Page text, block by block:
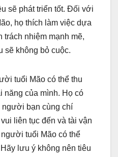
sẽ phát triển tốt. Đối với
họ thích làm việc dựa
trách nhiệm mạnh mẽ,
sẽ không bỏ cuộc.
tuổi Mão có thể thu
năng của mình. Họ có
bạn cùng chí
liên tục đến và tài vận
tuổi Mão có thể
lưu ý không nên tiêu